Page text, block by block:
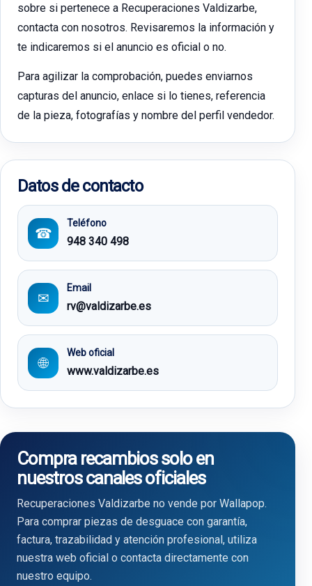
sobre si pertenece a Recuperaciones Valdizarbe,
contacta con nosotros. Revisaremos la información y
te indicaremos si el anuncio es oficial o no.
Para agilizar la comprobación, puedes enviarnos
capturas del anuncio, enlace si lo tienes, referencia
de la pieza, fotografías y nombre del perfil vendedor.
Datos de contacto
☎
Teléfono
948 340 498
✉
Email
rv@valdizarbe.es
🌐
Web oficial
www.valdizarbe.es
Compra recambios solo en
nuestros canales oficiales
Recuperaciones Valdizarbe no vende por Wallapop.
Para comprar piezas de desguace con garantía,
factura, trazabilidad y atención profesional, utiliza
nuestra web oficial o contacta directamente con
nuestro equipo.